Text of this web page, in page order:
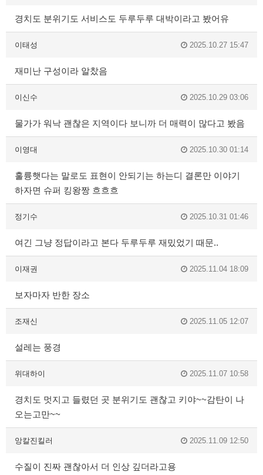
경치도 분위기도 서비스도 두루두루 대박이라고 봤어유
이태성 2025.10.27 15:47
재미난 구성이라 알찼음
이신수 2025.10.29 03:06
물가가 워낙 괜찮은 지역이다 보니까 더 매력이 많다고 봤음
이영대 2025.10.30 01:14
훌륭햇다는 말로도 표현이 안되기는 하는디 결론만 이야기
하자면 슈퍼 킹왕짱 흐흐흐
정기수 2025.10.31 01:46
여긴 그냥 정답이라고 본다 두루두루 재밌었기 때문..
이재권 2025.11.04 18:09
보자마자 반한 장소
조재신 2025.11.05 12:07
설레는 풍경
위대하이 2025.11.07 10:58
경치도 멋지고 들렸던 곳 분위기도 괜찮고 키야~~감탄이 나
오는고만~~
앙칼진킬러 2025.11.09 12:50
수질이 진짜 괜찮아서 더 인상 깊더라고용